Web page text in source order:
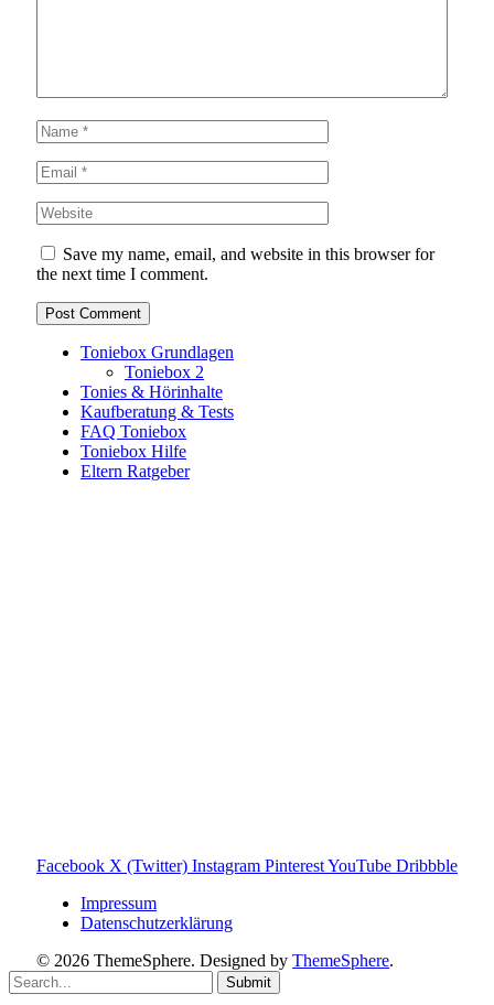
Save my name, email, and website in this browser for
the next time I comment.
Toniebox Grundlagen
Toniebox 2
Tonies & Hörinhalte
Kaufberatung & Tests
FAQ Toniebox
Toniebox Hilfe
Eltern Ratgeber
Facebook X (Twitter) Instagram PinterestYouTube Dribbble
Impressum
Datenschutzerklärung
© 2026 ThemeSphere. Designed by ThemeSphere.
Submit